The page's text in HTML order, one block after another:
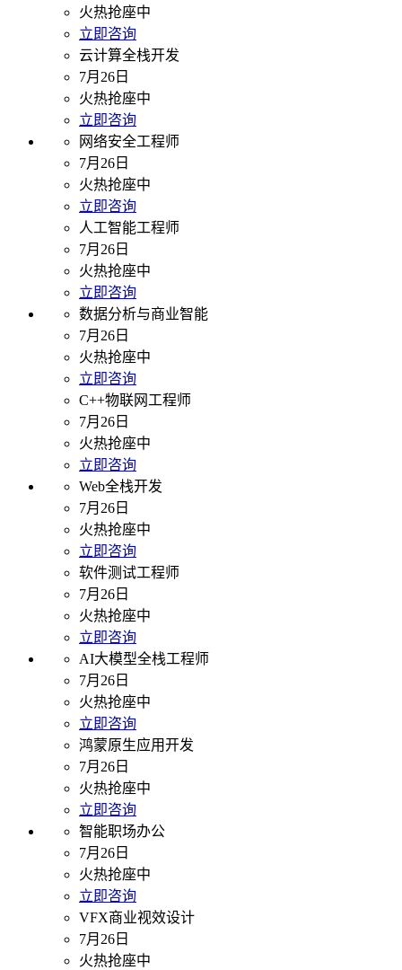
火热抢座中
立即咨询
云计算全栈开发
7月26日
火热抢座中
立即咨询
网络安全工程师
7月26日
火热抢座中
立即咨询
人工智能工程师
7月26日
火热抢座中
立即咨询
数据分析与商业智能
7月26日
火热抢座中
立即咨询
C++物联网工程师
7月26日
火热抢座中
立即咨询
Web全栈开发
7月26日
火热抢座中
立即咨询
软件测试工程师
7月26日
火热抢座中
立即咨询
AI大模型全栈工程师
7月26日
火热抢座中
立即咨询
鸿蒙原生应用开发
7月26日
火热抢座中
立即咨询
智能职场办公
7月26日
火热抢座中
立即咨询
VFX商业视效设计
7月26日
火热抢座中